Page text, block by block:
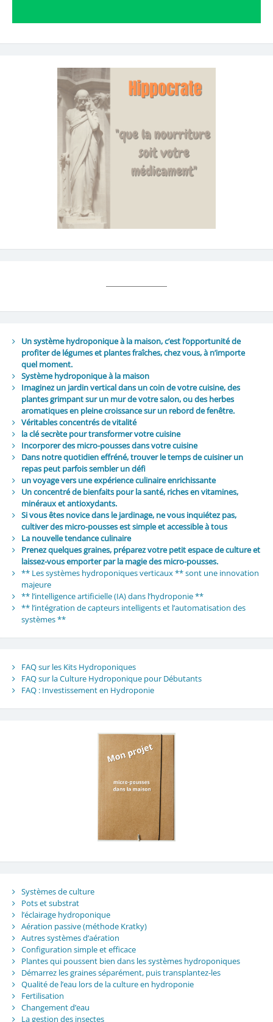
Un système hydroponique à la maison, c’est l’opportunité de
profiter de légumes et plantes fraîches, chez vous, à n’importe
quel moment.
Système hydroponique à la maison
Imaginez un jardin vertical dans un coin de votre cuisine, des
plantes grimpant sur un mur de votre salon, ou des herbes
aromatiques en pleine croissance sur un rebord de fenêtre.
Véritables concentrés de vitalité
la clé secrète pour transformer votre cuisine
Incorporer des micro-pousses dans votre cuisine
Dans notre quotidien effréné, trouver le temps de cuisiner un
repas peut parfois sembler un défi
un voyage vers une expérience culinaire enrichissante
Un concentré de bienfaits pour la santé, riches en vitamines,
minéraux et antioxydants.
Si vous êtes novice dans le jardinage, ne vous inquiétez pas,
cultiver des micro-pousses est simple et accessible à tous
La nouvelle tendance culinaire
Prenez quelques graines, préparez votre petit espace de culture et
laissez-vous emporter par la magie des micro-pousses.
** Les systèmes hydroponiques verticaux ** sont une innovation
majeure
** l’intelligence artificielle (IA) dans l’hydroponie **
** l’intégration de capteurs intelligents et l’automatisation des
systèmes **
FAQ sur les Kits Hydroponiques
FAQ sur la Culture Hydroponique pour Débutants
FAQ : Investissement en Hydroponie
Systèmes de culture
Pots et substrat
l’éclairage hydroponique
Aération passive (méthode Kratky)
Autres systèmes d’aération
Configuration simple et efficace
Plantes qui poussent bien dans les systèmes hydroponiques
Démarrez les graines séparément, puis transplantez-les
Qualité de l’eau lors de la culture en hydroponie
Fertilisation
Changement d’eau
La gestion des insectes